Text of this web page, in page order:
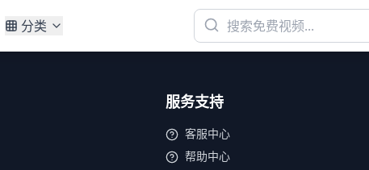
分类
服务支持
客服中心
帮助中心